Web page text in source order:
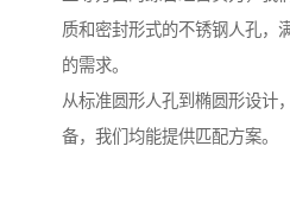
质和密封形式的不锈钢人孔，
的需求。
从标准圆形人孔到椭圆形设计
备，我们均能提供匹配方案。